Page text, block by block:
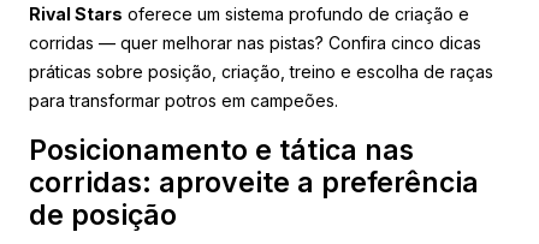
Rival Stars oferece um sistema profundo de criação e
corridas — quer melhorar nas pistas? Confira cinco dicas
práticas sobre posição, criação, treino e escolha de raças
para transformar potros em campeões.
Posicionamento e tática nas
corridas: aproveite a preferência
de posição